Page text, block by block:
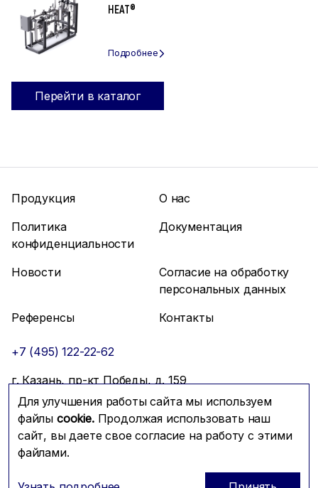
HEAT®
Перейти в каталог
Для улучшения работы сайта мы используем
файлы cookie.Продолжая использовать наш
сайт, вы даете свое согласие на работу с этими
файлами.
Продукция
О нас
Политика
конфиденциальности
Документация
Новости
Согласие на обработку
персональных данных
Референсы
Контакты
+7 (495) 122-22-62
г. Казань, пр-кт Победы, д. 159
info@mfmc.ru
Связаться с нами
© 2026 Компания МФМК Prominado